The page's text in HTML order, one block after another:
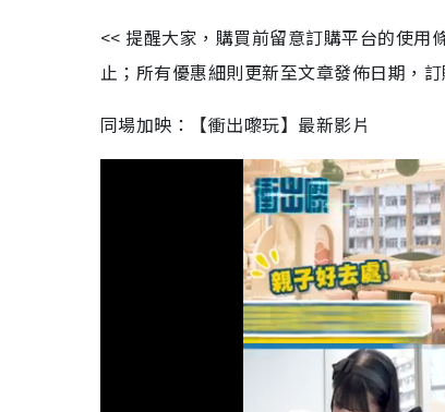
<< 提醒大家，購買前留意訂購平台的使用
止；所有優惠細則更新至文章發佈日期，
同場加映：【衝出嚟玩】最新影片